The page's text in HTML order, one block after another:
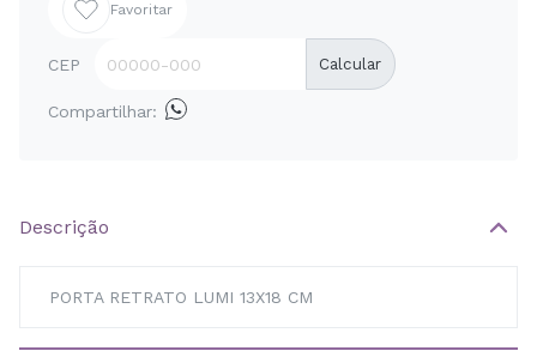
Favoritar
CEP Calcular
Compartilhar:
Descrição
PORTA RETRATO LUMI 13X18 CM